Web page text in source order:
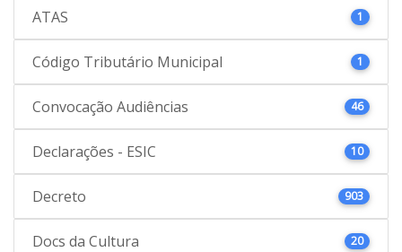
ATAS 1
Código Tributário Municipal 1
Convocação Audiências 46
Declarações - ESIC 10
Decreto 903
Docs da Cultura 20